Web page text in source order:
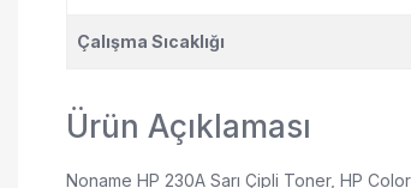
Çalışma Sıcaklığı
Ürün Açıklaması
Noname HP 230A Sarı Çipli Toner, HP